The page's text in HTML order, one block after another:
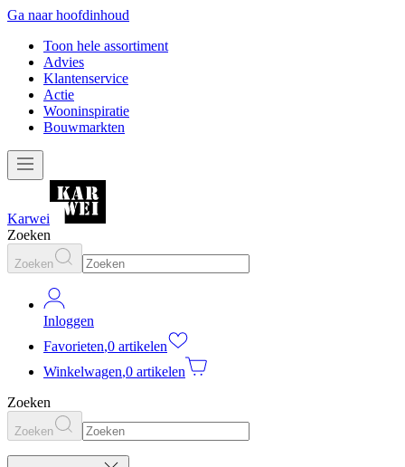
Ga naar hoofdinhoud
Toon hele assortiment
Advies
Klantenservice
Actie
Wooninspiratie
Bouwmarkten
Karwei
Zoeken
Zoeken
Inloggen
Favorieten,0 artikelen
Winkelwagen,0 artikelen
Zoeken
Zoeken